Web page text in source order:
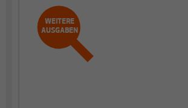
WEITERE
AUSGABEN